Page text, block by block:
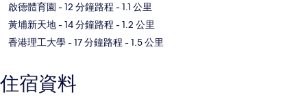
啟德體育園 - 12 分鐘路程 - 1.1 公里
黃埔新天地- 14 分鐘路程 - 1.2 公里
香港理工大學- 17 分鐘路程 - 1.5 公里
住宿資料